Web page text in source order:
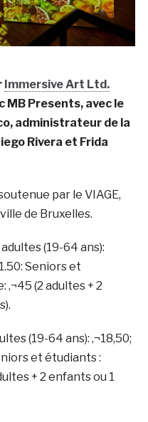
Immersive Art Ltd.
MB Presents, avec le
administrateur de la
Rivera et Frida
par le VIAGE,
de Bruxelles.
(19-64 ans):
Seniors et
‚¬45 (2 adultes + 2
(19-64 ans): ‚¬18,50;
et étudiants :
+ 2 enfants ou 1